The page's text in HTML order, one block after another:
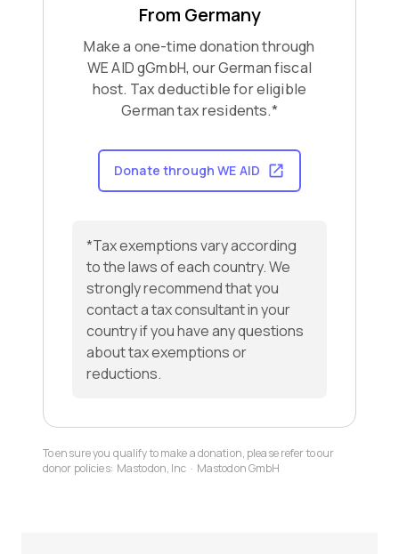
From Germany
Make a one-time donation through
WE AID gGmbH, our German fiscal
host. Tax deductible for eligible
German tax residents.*
Donate through WE AID
*Tax exemptions vary according
to the laws of each country. We
strongly recommend that you
contact a tax consultant in your
country if you have any questions
about tax exemptions or
reductions.
To ensure you qualify to make a donation, please refer to our
donor policies: Mastodon, Inc · Mastodon GmbH